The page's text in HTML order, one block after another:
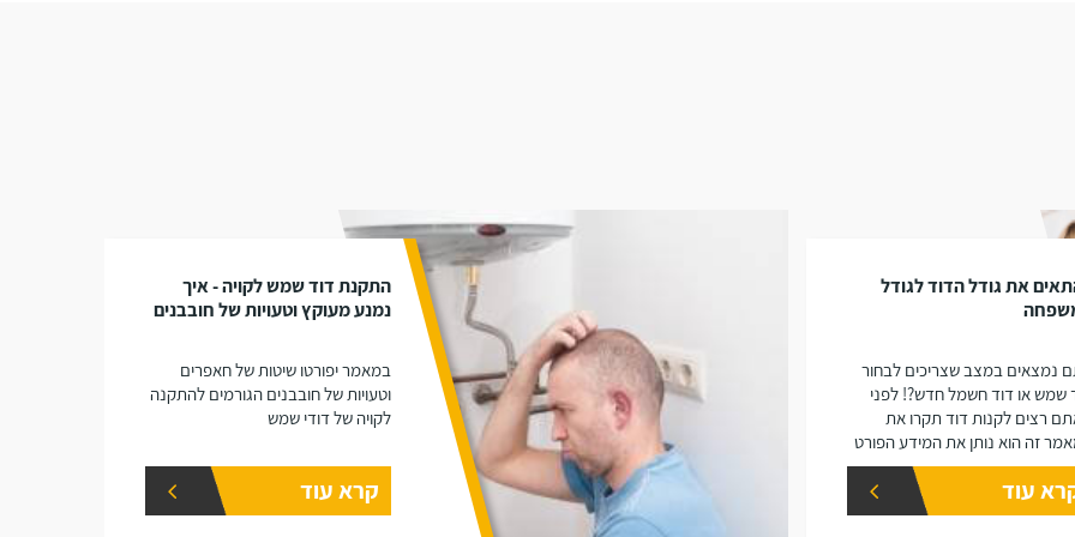
את גודל הדוד לגודל
נמצאים במצב שצריכים לבחור
שמש או דוד חשמל חדש?! לפני
רצים לקנות דוד תקרו את
זה הוא נותן את המידע הפורט
שונים של דודים ואיזה דוד
יתאים עבורכם.
עוד
התקנת דוד שמש לקויה - איך
נמנע מעוקץ וטעויות של חובבנים
במאמר יפורטו שיטות של חאפרים
וטעויות של חובבנים הגורמים להתקנה
לקויה של דודי שמש
קרא עוד